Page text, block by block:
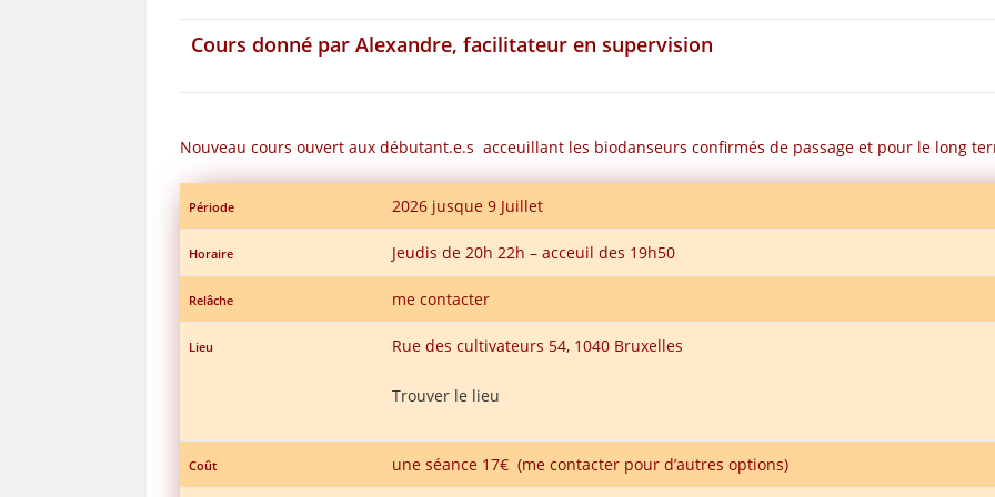
Cours donné par Alexandre, facilitateur en supervision
Nouveau cours ouvert aux débutant.e.s acceuillant les biodanseurs confirmés de passage et pour le long
Période 2026 jusque 9 Juillet
Horaire Jeudis de 20h 22h – acceuil des 19h50
Relâche me contacter
Lieu Rue des cultivateurs 54, 1040 Bruxelles
Trouver le lieu
Coût une séance 17€ (me contacter pour d’autres options)